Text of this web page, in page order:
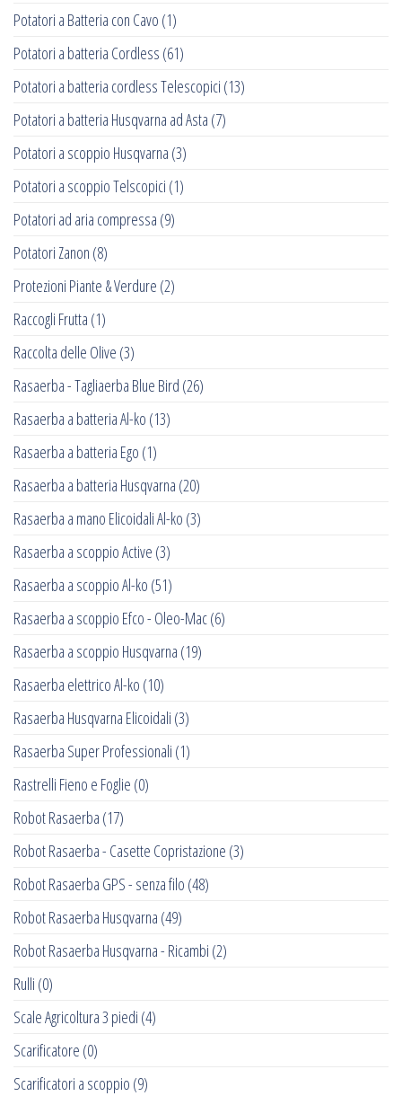
Potatori a Batteria con Cavo (1)
Potatori a batteria Cordless (61)
Potatori a batteria cordless Telescopici (13)
Potatori a batteria Husqvarna ad Asta (7)
Potatori a scoppio Husqvarna (3)
Potatori a scoppio Telscopici (1)
Potatori ad aria compressa (9)
Potatori Zanon (8)
Protezioni Piante & Verdure (2)
Raccogli Frutta (1)
Raccolta delle Olive (3)
Rasaerba - Tagliaerba Blue Bird (26)
Rasaerba a batteria Al-ko (13)
Rasaerba a batteria Ego (1)
Rasaerba a batteria Husqvarna (20)
Rasaerba a mano Elicoidali Al-ko (3)
Rasaerba a scoppio Active (3)
Rasaerba a scoppio Al-ko (51)
Rasaerba a scoppio Efco - Oleo-Mac(6)
Rasaerba a scoppio Husqvarna (19)
Rasaerba elettrico Al-ko (10)
Rasaerba Husqvarna Elicoidali (3)
Rasaerba Super Professionali (1)
Rastrelli Fieno e Foglie (0)
Robot Rasaerba (17)
Robot Rasaerba - Casette Copristazione (3)
Robot Rasaerba GPS - senza filo (48)
Robot Rasaerba Husqvarna (49)
Robot Rasaerba Husqvarna - Ricambi (2)
Rulli (0)
Scale Agricoltura 3 piedi (4)
Scarificatore (0)
Scarificatori a scoppio (9)